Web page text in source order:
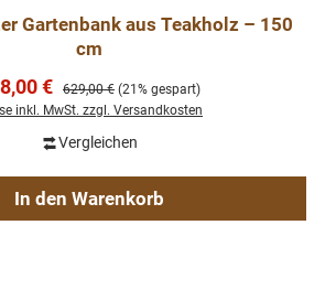
Gartenbank aus Teakholz – 150
cm
€ Regulärer Preis:
629,00 € (21% gespart)
inkl. MwSt. zzgl. Versandkosten
Vergleichen
In den Warenkorb